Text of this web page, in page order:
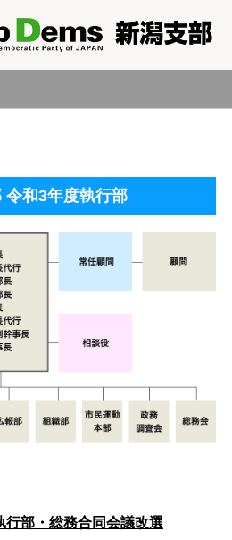
令和3年度執行部
部・総務合同会議改選